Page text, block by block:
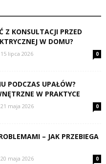
Z KONSULTACJI PRZED
W DOMU?
15 lipca 2026 0
PODCZAS UPAŁÓW?
W PRAKTYCE
21 maja 2026 0
– JAK PRZEBIEGA
20 maja 2026 0